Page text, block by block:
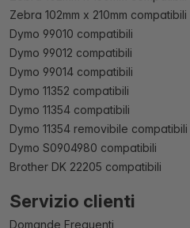
Zebra 102mm x 210mm compatibili
Dymo 99010 compatibili
Dymo 99012 compatibili
Dymo 99014 compatibili
Dymo 11352 compatibili
Dymo 11354 compatibili
Dymo 11354 removibile compatibili
Dymo S0904980 compatibili
Brother DK 22205 compatibili
Servizio clienti
Domande Frequenti